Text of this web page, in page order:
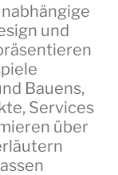
und
Bauens,
Services
über